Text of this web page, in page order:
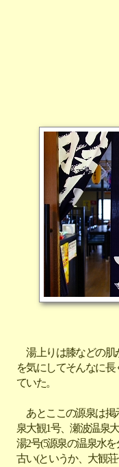
湯上りは膝などの肌
を気にしてそんなに
ていた。
あとここの源泉は掲
泉大観1号、瀬波温泉
湯2号(5源泉の温泉水
古い(というか、大観